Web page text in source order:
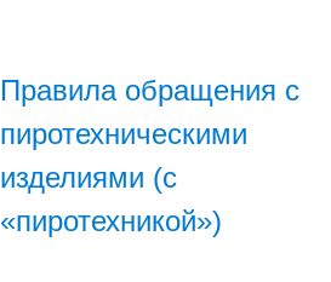
Правила обращения с
пиротехническими
изделиями (с
«пиротехникой»)